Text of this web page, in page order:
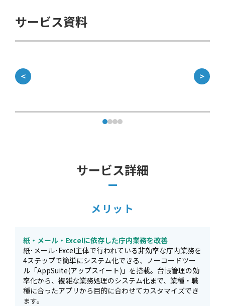
サービス資料
＜ ＞
サービス詳細
メリット
紙・メール・Excelに依存した庁内業務を改善
紙･メール･Excel主体で行われている非効率な庁内業務を
4ステップで簡単にシステム化できる、ノーコードツー
ル「AppSuite(アップスイート)」を搭載。台帳管理の効
率化から、複雑な業務処理のシステム化まで、業種・職
種に合ったアプリから目的に合わせてカスタマイズでき
ます。